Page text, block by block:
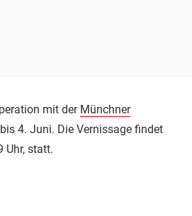
mit der Münchner
4. Juni. Die Vernissage findet
Uhr, statt.